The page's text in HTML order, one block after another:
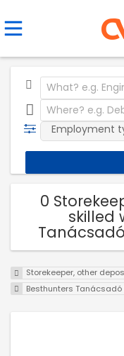
Employment
0
skilled
Storekeeper, other
Besthunters Tanácsadó